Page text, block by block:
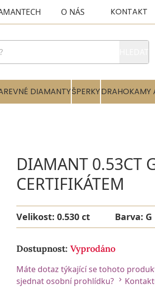
O NÁS KONTAKT
DIAMANTYŠPERKYDRAHOKAMY
DIAMANT 0.53CT
CERTIFIKÁTEM
Velikost: 0.530 ct Barva: G
Dostupnost: Vyprodáno
Máte dotaz týkající se tohoto
sjednat osobní prohlídku?